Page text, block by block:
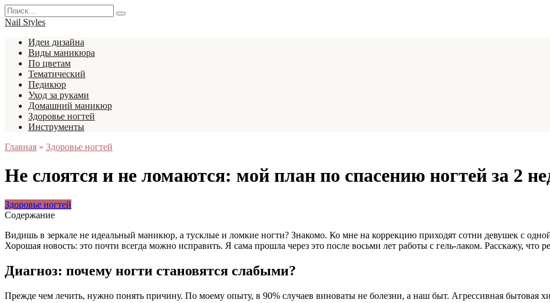
Перейти
к
содержанию
Search
for:
Nail Styles
Идеи дизайна
Виды маникюра
По цветам
Тематический
Педикюр
Уход за руками
Домашний маникюр
Здоровье ногтей
Инструменты
Главная » Здоровье ногтей
Не слоятся и не ломаются: мой план по спасению ногтей за 2
Здоровье ногтей
Содержание
Видишь в зеркале не идеальный маникюр, а тусклые и ломкие ногти? Знакомо. Ко мне на коррекцию приходят сотни девушек с одной
Хорошая новость: это почти всегда можно исправить. Я сама прошла через это после восьми лет работы с гель-лаком. Расскажу, что
Диагноз: почему ногти становятся слабыми?
Прежде чем лечить, нужно понять причину. По моему опыту, в 90% случаев виноваты не болезни, а наш быт. Агрессивная бытовая